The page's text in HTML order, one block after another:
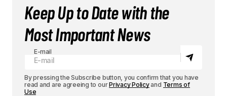
Keep Up to Date with the
Most Important News
E-mail
By pressing the Subscribe button, you confirm that you have
read and are agreeing to ourPrivacy Policyand Terms of
Use